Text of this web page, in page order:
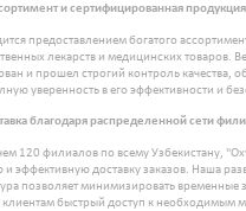
и сертифицированная продукция
предоставлением богатого
лекарств и медицинских товаров.
и прошел строгий контроль качества,
уверенность в его эффективности и
благодаря распределенной сети
120 филиалов по всему Узбекистану,
и эффективную доставку заказов. Наша
позволяет минимизировать временные
клиентам быстрый доступ к необходимым